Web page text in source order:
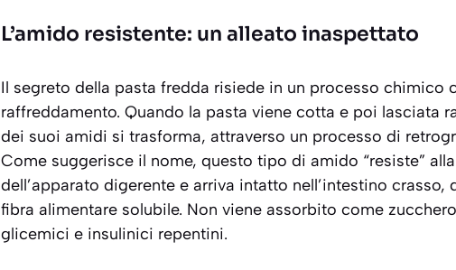
L’amido resistente: un alleato inaspettato
Il segreto della pasta fredda risiede in un processo chimico
raffreddamento. Quando la pasta viene cotta e poi lasciata
dei suoi amidi si trasforma, attraverso un processo di
Come suggerisce il nome, questo tipo di amido “resiste”
dell’apparato digerente e arriva intatto nell’intestino
fibra alimentare solubile. Non viene assorbito come
glicemici e insulinici repentini.